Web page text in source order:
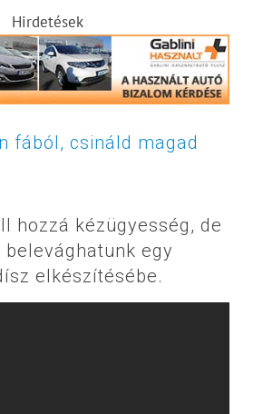
Hirdetések
hozzá kézügyesség, de
egy
elkészítésébe.